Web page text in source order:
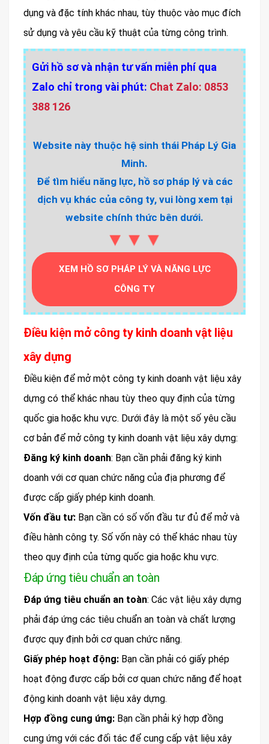
dụng và đặc tính khác nhau, tùy thuộc vào mục đích
sử dụng và yêu cầu kỹ thuật của từng công trình.
Gửi hồ sơ và nhận tư vấn miễn phí qua
Zalo chỉ trong vài phút: Chat Zalo: 0853
388 126
Website này thuộc hệ sinh thái Pháp Lý Gia
Minh.
Để tìm hiểu năng lực, hồ sơ pháp lý và các
dịch vụ khác của công ty, vui lòng xem tại
website chính thức bên dưới.
▼▼▼
XEM HỒ SƠ PHÁP LÝ VÀ NĂNG LỰC
CÔNG TY
Điều kiện mở công ty kinh doanh vật liệu
xây dựng
Điều kiện để mở một công ty kinh doanh vật liệu xây
dựng có thể khác nhau tùy theo quy định của từng
quốc gia hoặc khu vực. Dưới đây là một số yêu cầu
cơ bản để mở công ty kinh doanh vật liệu xây dựng:
Đăng ký kinh doanh: Bạn cần phải đăng ký kinh
doanh với cơ quan chức năng của địa phương để
được cấp giấy phép kinh doanh.
Vốn đầu tư: Bạn cần có số vốn đầu tư đủ để mở và
điều hành công ty. Số vốn này có thể khác nhau tùy
theo quy định của từng quốc gia hoặc khu vực.
Đáp ứng tiêu chuẩn an toàn
Đáp ứng tiêu chuẩn an toàn: Các vật liệu xây dựng
phải đáp ứng các tiêu chuẩn an toàn và chất lượng
được quy định bởi cơ quan chức năng.
Giấy phép hoạt động: Bạn cần phải có giấy phép
hoạt động được cấp bởi cơ quan chức năng để hoạt
động kinh doanh vật liệu xây dựng.
Hợp đồng cung ứng: Bạn cần phải ký hợp đồng
cung ứng với các đối tác để cung cấp vật liệu xây